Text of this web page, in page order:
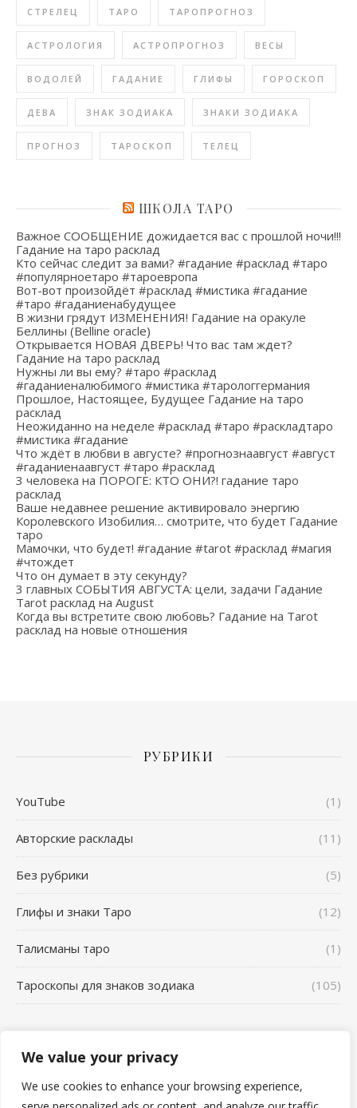
We value your privacy
We use cookies to enhance your browsing experience,
СТРЕЛЕЦ ТАРО ТАРОПРОГНОЗ
АСТРОЛОГИЯ АСТРОПРОГНОЗ ВЕСЫ
ВОДОЛЕЙ ГАДАНИЕ ГЛИФЫ ГОРОСКОП
ДЕВА ЗНАК ЗОДИАКА ЗНАКИ ЗОДИАКА
ПРОГНОЗ ТАРОСКОП ТЕЛЕЦ
ШКОЛА ТАРО
Важное СООБЩЕНИЕ дожидается вас с прошлой ночи!!!
Гадание на таро расклад
Кто сейчас следит за вами? #гадание #расклад #таро
#популярноетаро #тароевропа
Вот-вот произойдёт #расклад #мистика #гадание
#таро #гаданиенабудущее
В жизни грядут ИЗМЕНЕНИЯ! Гадание на оракуле
Беллины (Belline oracle)
Открывается НОВАЯ ДВЕРЬ! Что вас там ждет?
Гадание на таро расклад
Нужны ли вы ему? #таро #расклад
#гаданиеналюбимого #мистика #тарологгермания
Прошлое, Настоящее, Будущее Гадание на таро
расклад
Неожиданно на неделе #расклад #таро #раскладтаро
#мистика #гадание
Что ждёт в любви в августе? #прогнознаавгуст #август
#гаданиенаавгуст #таро #расклад
3 человека на ПОРОГЕ: КТО ОНИ?! гадание таро
расклад
Ваше недавнее решение активировало энергию
Королевского Изобилия… смотрите, что будет Гадание
таро
Мамочки, что будет! #гадание #tarot #расклад #магия
#чтождет
Что он думает в эту секунду?
3 главных СОБЫТИЯ АВГУСТА: цели, задачи Гадание
Tarot расклад на August
Когда вы встретите свою любовь? Гадание на Tarot
расклад на новые отношения
РУБРИКИ
YouTube (1)
Авторские расклады (11)
Без рубрики (5)
Глифы и знаки Таро (12)
Талисманы таро (1)
Тароскопы для знаков зодиака (105)
Школа Таро AL_VN - 2026 ©
Главная YouTube Сонник
Отзывы о работе Таролога Карина Захарова Школа таро